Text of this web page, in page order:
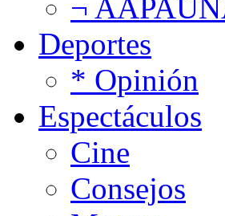
¬
Deportes
* Opinión
Espectáculos
Cine
Consejos